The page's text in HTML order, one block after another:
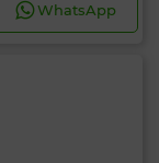
WhatsApp